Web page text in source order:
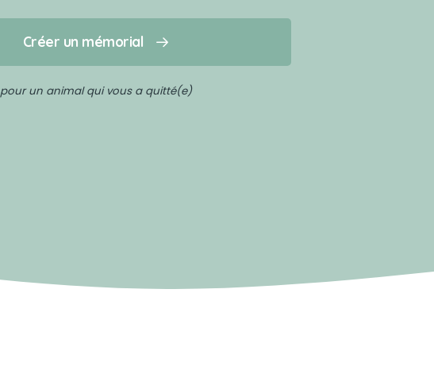
Créer un mémorial
pour un animal qui vous a quitté(e)